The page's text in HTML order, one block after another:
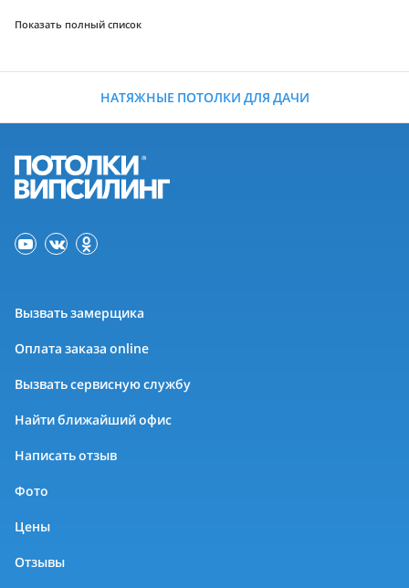
Показать полный список
НАТЯЖНЫЕ ПОТОЛКИ ДЛЯ ДАЧИ
Вызвать замерщика
Оплата заказа online
Вызвать сервисную службу
Найти ближайший офис
Написать отзыв
Фото
Цены
Отзывы